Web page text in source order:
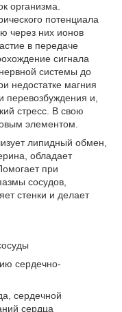
организма.
потенциала
через них ионов
в передаче
сигнала
системы до
недостатке магния
перевозбуждения и,
стресс. В свою
элементом.
липидный обмен,
обладает
при
сосудов,
стенки и делает
сердечно-
сердечной
сердца